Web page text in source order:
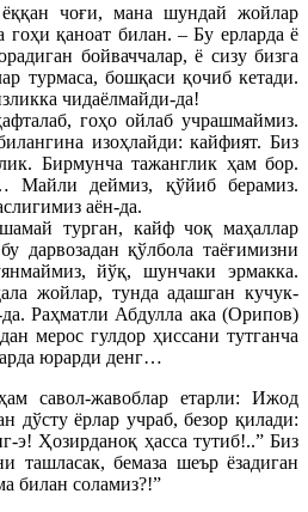
чоғи, мана шундай жойлар
гоҳи қаноат билан. – Бу ерларда ё
бойваччалар, ё сизу бизга
турмаса, бошқаси қочиб кетади.
чидаёлмайди-да!
гоҳо ойлаб учрашмаймиз.
изоҳлайди: кайфият. Биз
Бирмунча тажанглик ҳам бор.
Майли деймиз, қўйиб берамиз.
аён-да.
турган, кайф чоқ маҳаллар
дарвозадан қўлбола таёғимизни
йўқ, шунчаки эрмакка.
жойлар, тунда адашган кучук-
Раҳматли Абдулла ака (Орипов)
мерос гулдор ҳиссани тутганча
юрарди денг…
савол-жавоблар етарли: Ижод
дўсту ёрлар учраб, безор қилади:
э! Ҳозирданоқ ҳасса тутиб!..” Биз
ташласак, бемаза шеър ёзадиган
билан соламиз?!”